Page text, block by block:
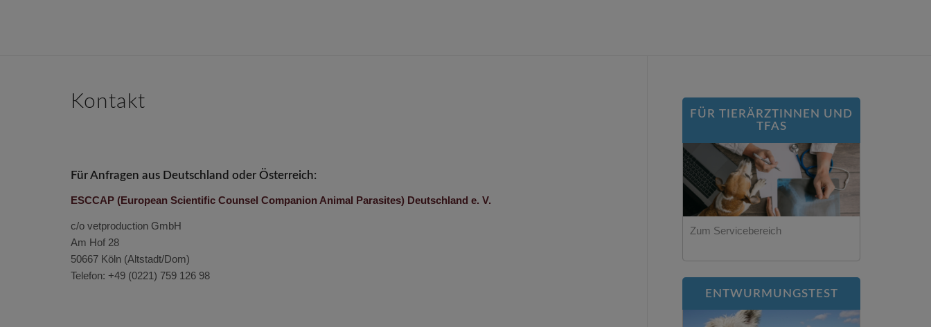
Kontakt
Für Anfragen aus Deutschland oder Österreich:
ESCCAP (European Scientific Counsel Companion Animal Parasites) Deutschland e. V.
c/o vetproduction GmbH
Am Hof 28
50667 Köln (Altstadt/Dom)
Telefon: +49 (0221) 759 126 98
FÜR TIERÄRZTINNEN UND
TFAS
Zum Servicebereich
ENTWURMUNGSTEST